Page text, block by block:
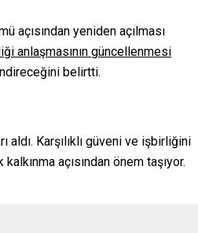
açısından yeniden açılması
anlaşmasının güncellenmesi
belirtti.
Karşılıklı güveni ve işbirliğini
açısından önem taşıyor.